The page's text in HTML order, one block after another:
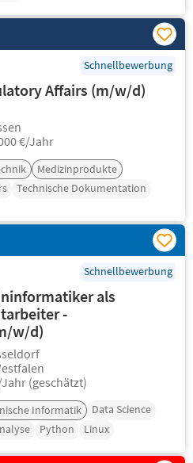
Schnellbewerbung
Affairs (m/w/d)
€/Jahr
Medizinprodukte
Technische Dokumentation
Schnellbewerbung
als
-
w/d)
(geschätzt)
Informatik
Data Science
Python Linux